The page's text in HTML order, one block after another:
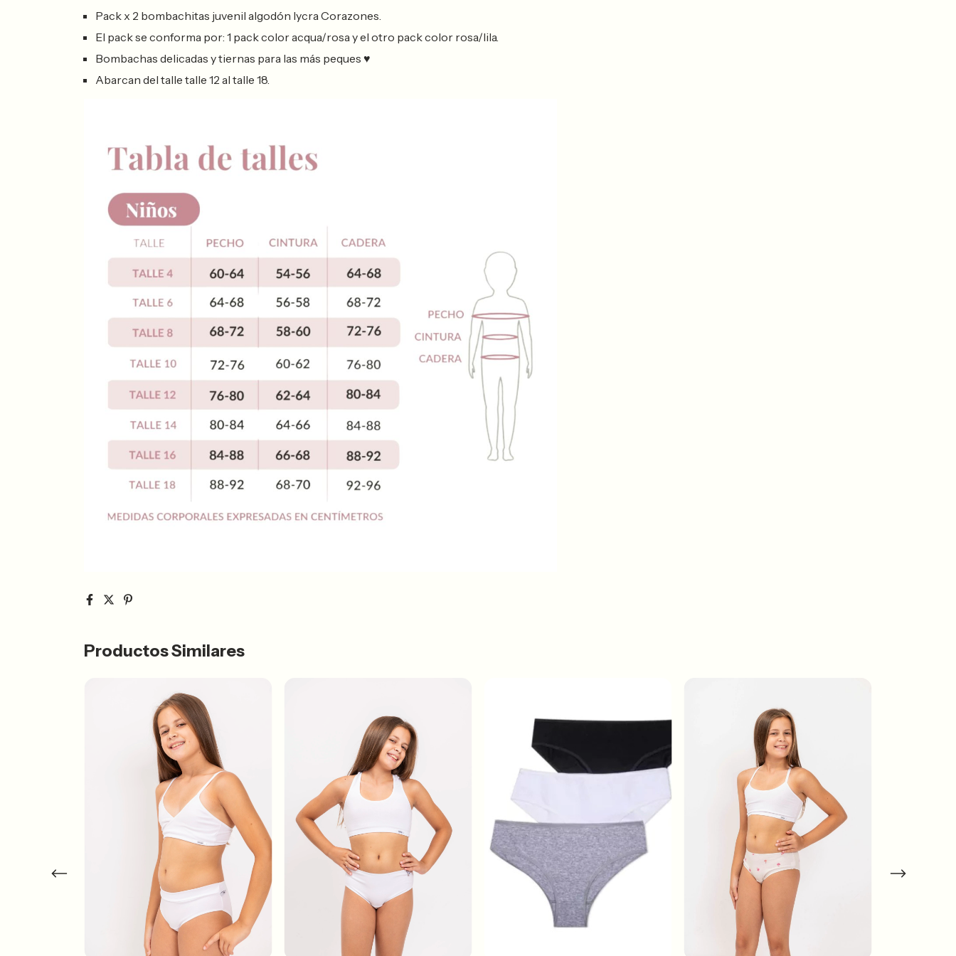
Pack x 2 bombachitas juvenil algodón lycra Corazones.
El pack se conforma por: 1 pack color acqua/rosa y el otro pack color rosa/lila.
Bombachas delicadas y tiernas para las más peques ♥
Abarcan del talle talle 12 al talle 18.
Productos Similares